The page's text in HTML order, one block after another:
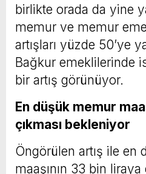
birlikte orada da yine
memur ve memur
artışları yüzde 50’ye
Bağkur emeklilerinde
bir artış görünüyor.
En düşük memur
çıkması bekleniyor
Öngörülen artış ile en
maaşının 33 bin liraya